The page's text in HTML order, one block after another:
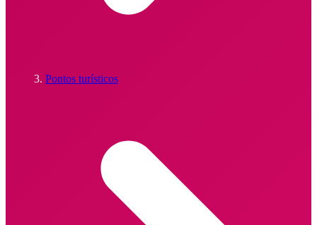
Pontos turísticos